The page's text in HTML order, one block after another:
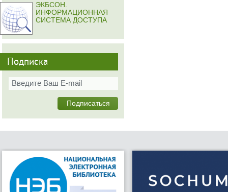
ЭКБСОН.
ИНФОРМАЦИОННАЯ
СИСТЕМА ДОСТУПА
Подписка